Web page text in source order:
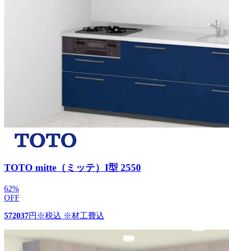
TOTO mitte（ミッテ）I型 2550
62%
OFF
572037円 ※税込 ※材工費込